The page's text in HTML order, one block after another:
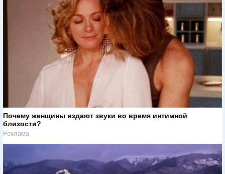
Почему женщины издают звуки во время интимной
близости?
Реклама